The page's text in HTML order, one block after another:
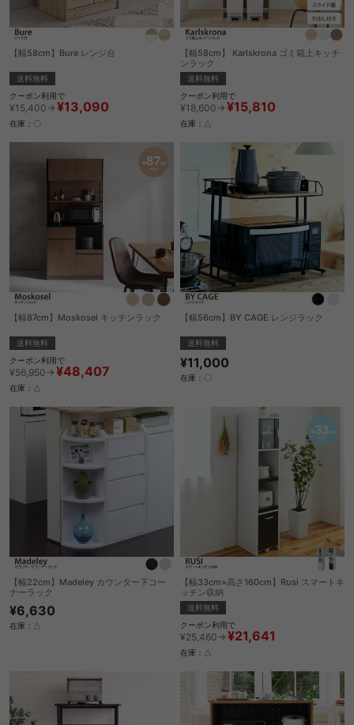
【幅58cm】Bure レンジ台
送料無料
クーポン利用で
¥15,400→ ¥13,090
在庫：〇
【幅58cm】 Karlskrona ゴミ箱上キッチ
ンラック
送料無料
クーポン利用で
¥18,600→ ¥15,810
在庫：△
【幅87cm】Moskosel キッチンラック
送料無料
クーポン利用で
¥56,950→ ¥48,407
在庫：△
【幅56cm】BY CAGE レンジラック
送料無料
¥11,000
在庫：〇
【幅22cm】Madeley カウンター下コー
ナーラック
¥6,630
在庫：△
【幅33cm×高さ160cm】Rusi スマートキ
ッチン収納
送料無料
クーポン利用で
¥25,460→ ¥21,641
在庫：△